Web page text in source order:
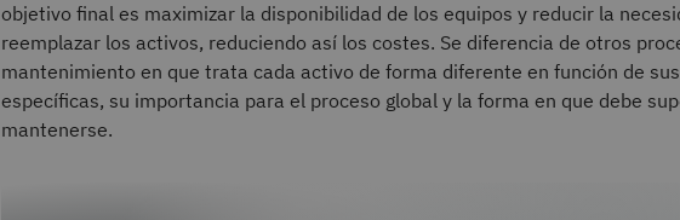
objetivo final es maximizar la disponibilidad de los equipos y reducir la
reemplazar los activos, reduciendo así los costes. Se diferencia de otros
mantenimiento en que trata cada activo de forma diferente en función de
específicas, su importancia para el proceso global y la forma en que debe
mantenerse.